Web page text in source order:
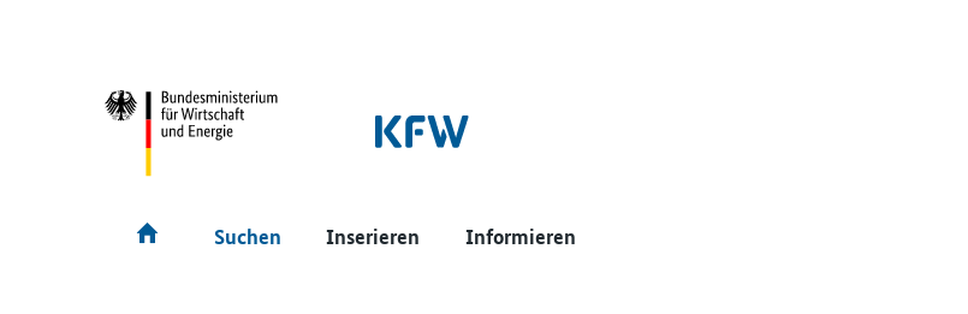
Suchen Inserieren Informieren